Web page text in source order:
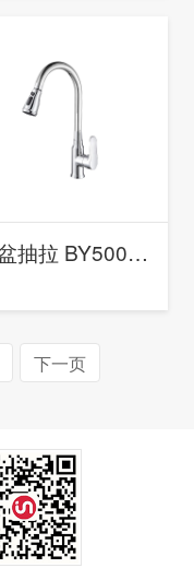
菜盆抽拉 BY5002 （电镀)
下一页